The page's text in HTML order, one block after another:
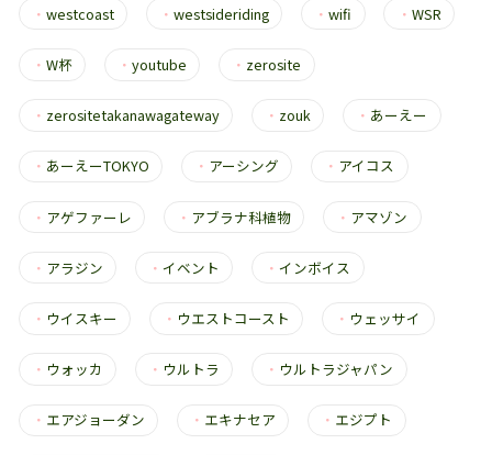
・ westcoast ・westsideriding ・wifi ・ WSR
・ W杯 ・youtube ・ zerosite
・ zerositetakanawagateway ・ zouk ・ あーえー
・ あーえーTOKYO ・ アーシング ・ アイコス
・ アゲファーレ ・ アブラナ科植物 ・ アマゾン
・ アラジン ・イベント ・インボイス
・ ウイスキー ・ ウエストコースト ・ ウェッサイ
・ ウォッカ ・ ウルトラ ・ ウルトラジャパン
・ エアジョーダン ・ エキナセア ・ エジプト